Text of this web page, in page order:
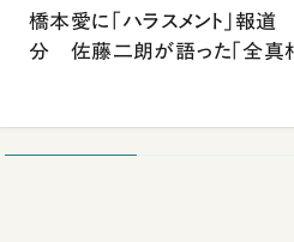
橋本愛に「ハラスメント」報
分 佐藤二朗が語った「全真相